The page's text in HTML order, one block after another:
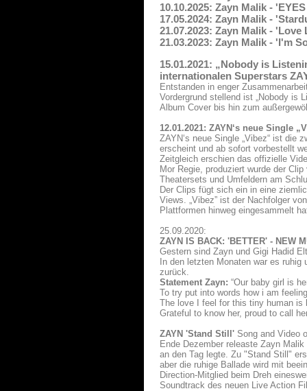
10.10.2025: Zayn Malik -
17.05.2024: Zayn Malik -
21.07.2023: Zayn Malik -
21.03.2023: Zayn Malik - 'I'm
15.01.2021: „Nobody is
internationalen Superstars
Entstanden in enger
Vordergrund stellend ist „Nobody is
Album Cover bis hin zum
12.01.2021: ZAYN‘s neue Single
ZAYN‘s neue Single „Vibez“ ist die
erscheint und ab sofort vorbestellt
Zeitgleich erschien das offizielle
Mor Regie, produziert wurde der
Theatersets und Umfeldern am
Der Clips fügt sich ein in eine
Views. „Vibez” ist der Nachfolger
Plattformen hinweg eingesammelt
25.09.2020:
ZAYN IS BACK: 'BETTER' - NEW
Gestern sind Zayn und Gigi Hadid
In den letzten Monaten war es
zurück.
Statement Zayn: “Our baby girl is
To try put into words how i am
The love I feel for this tiny human is
Grateful to know her, proud to call
ZAYN 'Stand Still' Song and Video
Ende Dezember releaste Zayn
an den Tag legte. Zu "Stand Still"
aber die ruhige Ballade wird mit
Direction-Mitglied beim Dreh
Soundtrack des neuen Live Action